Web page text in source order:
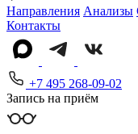
Направления Анализы
Контакты
+7 495 268-09-02
Запись на приём